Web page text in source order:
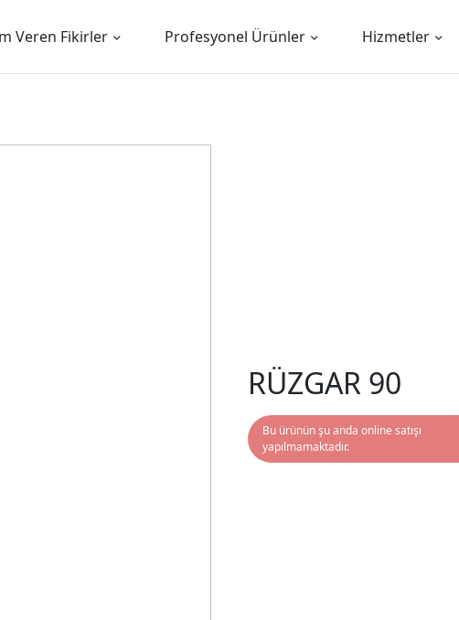
Veren Fikirler Profesyonel Ürünler Hizmetler
RÜZGAR 90
Bu ürünün şu anda online satışı
yapılmamaktadır.